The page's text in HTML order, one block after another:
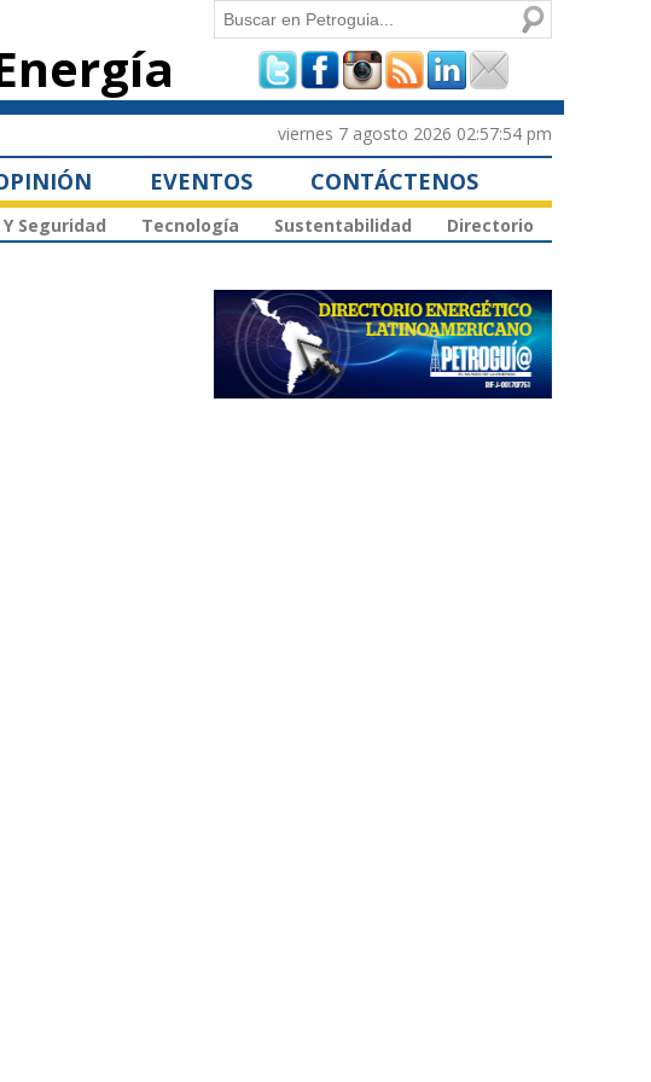
Formulario de
búsqueda
Buscar
viernes 7 agosto 2026 02:57:54 pm
EVENTOS CONTÁCTENOS
Seguridad Tecnología Sustentabilidad Directorio